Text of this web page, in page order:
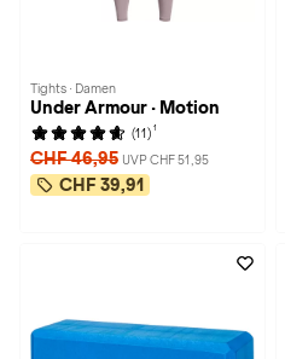
Tights · Damen
Under Armour · Motion
(11) 1
CHF 46,95 UVP CHF 51,95
CHF 39,91